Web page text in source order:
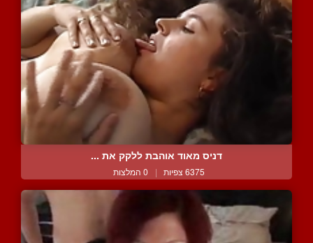
דניס מאוד אוהבת ללקק את ...
6375 צפיות | 0 המלצות